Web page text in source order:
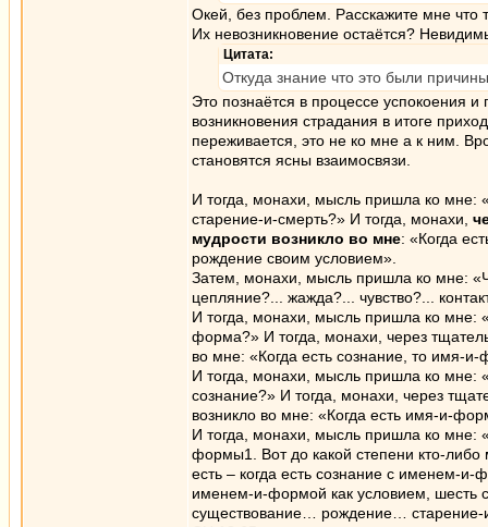
Окей, без проблем. Расскажите мне что
Их невозникновение остаётся?
Цитата:
Откуда знание что это были
Это познаётся в процессе успокоения
возникновения страдания в итоге
переживается, это не ко мне а к ним.
становятся ясны взаимосвязи.
И тогда, монахи, мысль пришла ко мне:
старение-и-смерть?» И тогда, монахи,
мудрости возникло во мне: «Когда
рождение своим условием».
Затем, монахи, мысль пришла ко мне:
цепляние?... жажда?... чувство?...
И тогда, монахи, мысль пришла ко мне:
форма?» И тогда, монахи, через
во мне: «Когда есть сознание, то имя-
И тогда, монахи, мысль пришла ко мне:
сознание?» И тогда, монахи, через
возникло во мне: «Когда есть имя-и-
И тогда, монахи, мысль пришла ко мне:
формы1. Вот до какой степени кто-либо
есть – когда есть сознание с именем-
именем-и-формой как условием, шесть
существование… рождение… старение-